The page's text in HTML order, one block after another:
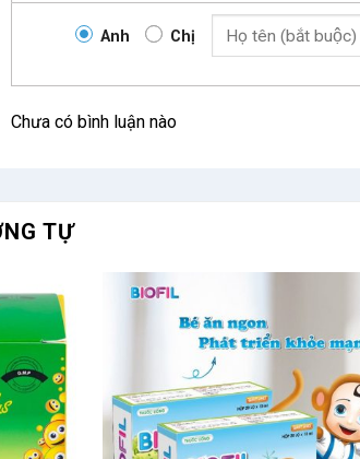
Anh Chị
Chưa có bình luận nào
TỰ